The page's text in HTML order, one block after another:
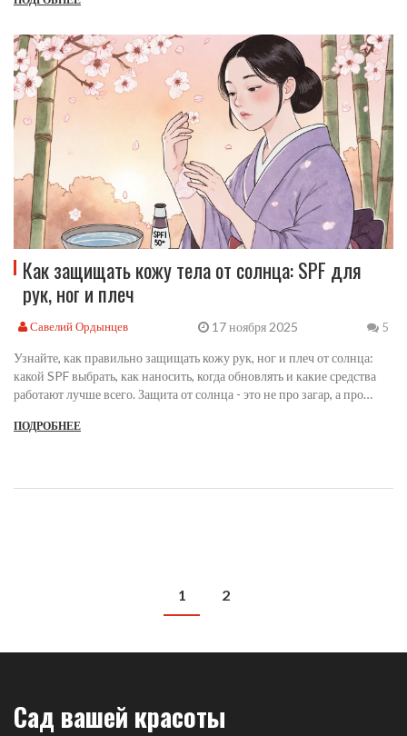
Как защищать кожу тела от солнца: SPF для
рук, ног и плеч
Савелий Ордынцев 17 ноября 2025 5
Узнайте, как правильно защищать кожу рук, ног и плеч от солнца:
какой SPF выбрать, как наносить, когда обновлять и какие средства
работают лучше всего. Защита от солнца - это не про загар, а про
ПОДРОБНЕЕ
1 2
Сад вашей красоты